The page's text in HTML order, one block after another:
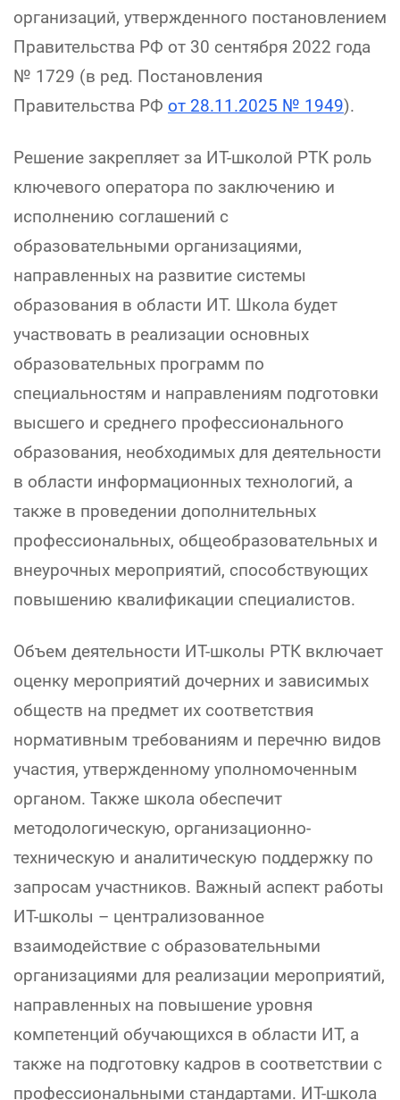
организаций, утвержденного постановлением
Правительства РФ от 30 сентября 2022 года
№ 1729 (в ред. Постановления
Правительства РФ от 28.11.2025 № 1949).
Решение закрепляет за ИТ-школой РТК роль
ключевого оператора по заключению и
исполнению соглашений с
образовательными организациями,
направленных на развитие системы
образования в области ИТ. Школа будет
участвовать в реализации основных
образовательных программ по
специальностям и направлениям подготовки
высшего и среднего профессионального
образования, необходимых для деятельности
в области информационных технологий, а
также в проведении дополнительных
профессиональных, общеобразовательных и
внеурочных мероприятий, способствующих
повышению квалификации специалистов.
Объем деятельности ИТ-школы РТК включает
оценку мероприятий дочерних и зависимых
обществ на предмет их соответствия
нормативным требованиям и перечню видов
участия, утвержденному уполномоченным
органом. Также школа обеспечит
методологическую, организационно-
техническую и аналитическую поддержку по
запросам участников. Важный аспект работы
ИТ-школы – централизованное
взаимодействие с образовательными
организациями для реализации мероприятий,
направленных на повышение уровня
компетенций обучающихся в области ИТ, а
также на подготовку кадров в соответствии с
профессиональными стандартами. ИТ-школа